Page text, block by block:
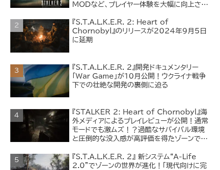
MODなど、プレイヤー体験を大幅に向上させ
『S.T.A.L.K.E.R. 2: Heart of
Chornobyl』のリリースが2024年9月5日
に延期
『S.T.A.L.K.E.R. 2』開発ドキュメンタリー
「War Game」が10月公開！ウクライナ戦争
下での壮絶な開発の裏側に迫る
『STALKER 2: Heart of Chornobyl』海
外メディアによるプレイレビューが公開！通常
モードでも激ムズ！？過酷なサバイバル環境
と圧倒的な没入感が高評価を得たゾーンでの
『S.T.A.L.K.E.R. 2』 新システム“A-Life
2.0”でゾーンの世界が進化！「現代向けに完